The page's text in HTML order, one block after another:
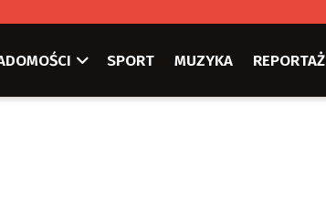
SPORT MUZYKA REPORTAŻ